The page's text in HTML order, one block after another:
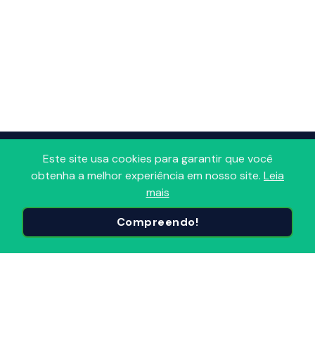
Este site usa cookies para garantir que você
obtenha a melhor experiência em nosso site. Leia
mais
Compreendo!
Adoro Radio
Portal que reúne todas as Radios FM, AM, Comunitárias e
Online em um só lugar! Descubra, avalie e sintonize as
Radios do Brasil e do mundo, organizadas por
segmentos e popularidade. Conecte-se ao melhor do
Radio, onde e quando quiser!